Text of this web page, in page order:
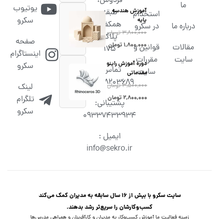
ما
درباره ما
مقالات
سایت
استخدام
در سکرو
قوانین و
مقررات
سایت
طبقه
همکف،
پلاک
۱۷۵
تماس :
02538203689
پشتیبانی:
09337433934
ایمیل :
info@sekro.ir
آموزش هندسه
پایه
۳,۸۰۰,۰۰۰تومان
۱,۸۰۰,۰۰۰تومان
دوره آموزش راینو
مقدماتی
۳,۵۰۰,۰۰۰تومان
۲,۸۰۰,۰۰۰تومان
یوتیوب
سکرو
صفحه
اینستاگرام
سکرو
لینک
تلگرام
سکرو
سایت سکرو با بیش از 16 سال سابقه به مدیران کمک می‌کند
کسب‌و‌کارشان را سریع‌تر رشد بدهند.